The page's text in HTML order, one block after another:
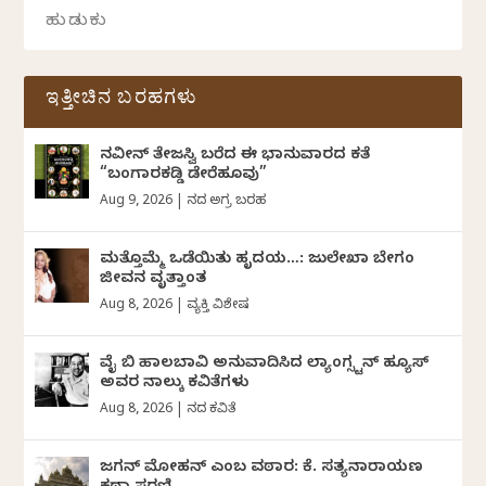
ಇತ್ತೀಚಿನ ಬರಹಗಳು
ನವೀನ್‌ ತೇಜಸ್ವಿ ಬರೆದ ಈ ಭಾನುವಾರದ ಕತೆ
“ಬಂಗಾರಕಡ್ಡಿ ಡೇರೆಹೂವು”
Aug 9, 2026 ದಿನದ ಅಗ್ರ ಬರಹ
ಮತ್ತೊಮ್ಮೆ ಒಡೆಯಿತು ಹೃದಯ…: ಜುಲೇಖಾ ಬೇಗಂ
ಜೀವನ ವೃತ್ತಾಂತ
Aug 8, 2026 ವ್ಯಕ್ತಿ ವಿಶೇಷ
ವೈ ಬಿ ಹಾಲಬಾವಿ ಅನುವಾದಿಸಿದ ಲ್ಯಾಂಗ್ಸ್ಟನ್ ಹ್ಯೂಸ್
ಅವರ ನಾಲ್ಕು ಕವಿತೆಗಳು
Aug 8, 2026 ದಿನದ ಕವಿತೆ
ಜಗನ್‌ ಮೋಹನ್‌ ಎಂಬ ವಠಾರ: ಕೆ. ಸತ್ಯನಾರಾಯಣ